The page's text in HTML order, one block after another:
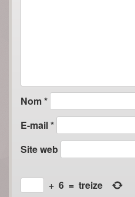
Nom*
E-mail*
Site web
+ 6 = treize